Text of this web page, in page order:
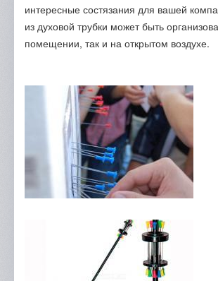
интересные состязания для вашей
из духовой трубки может быть
помещении, так и на открытом воздухе.